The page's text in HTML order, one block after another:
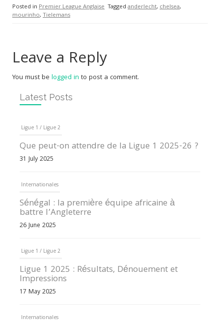
Posted in Premier League Anglaise Tagged anderlecht, chelsea,
mourinho, Tielemans
Leave a Reply
You must be logged in to post a comment.
Latest Posts
Ligue 1 / Ligue 2
Que peut-on attendre de la Ligue 1 2025-26 ?
31 July 2025
Internationales
Sénégal : la première équipe africaine à
battre l’Angleterre
26 June 2025
Ligue 1 / Ligue 2
Ligue 1 2025 : Résultats, Dénouement et
Impressions
17 May 2025
Internationales